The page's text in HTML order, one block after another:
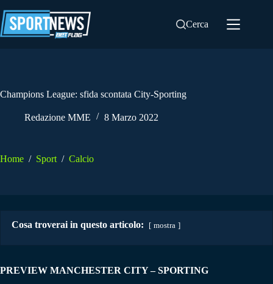
al
contenuto
Cerca
Champions League: sfida scontata City-Sporting
Redazione MME 8 Marzo 2022
Home / Sport / Calcio
Cosa troverai in questo articolo: mostra
PREVIEW MANCHESTER CITY – SPORTING